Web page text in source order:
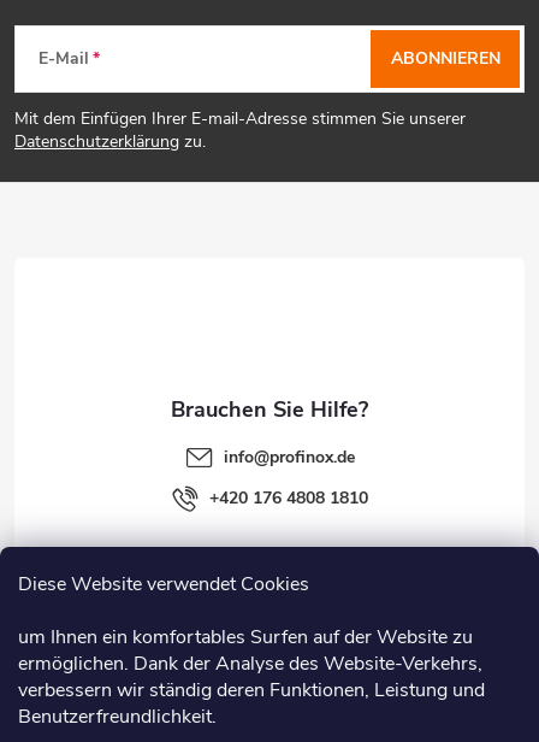
Diese Website verwendet Cookies
um Ihnen ein komfortables Surfen auf der Website zu
ermöglichen. Dank der Analyse des Website-Verkehrs,
verbessern wir ständig deren Funktionen, Leistung und
Benutzerfreundlichkeit.
F
u
ß
E-Mail
Mit dem Einfügen Ihrer E-mail-Adresse stimmen Sie unserer
Datenschutzerklärung zu.
ABONNIEREN
Information
info@profinox.de
+420 176 4808 1810